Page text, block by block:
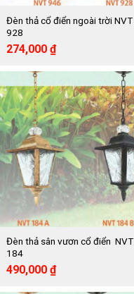
Đèn thả cổ điển ngoài trời NVT
928
Giá
là:
497,000 ₫.
274,000 ₫Giá
hiện
tại
274,000 ₫.
Đèn thả sân vươn cổ điển NVT
184
Giá
490,000 ₫Giá
hiện